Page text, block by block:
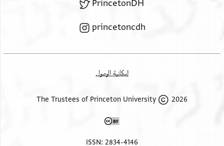
בדבר שכרו מאי יש השוכן בהר ציון ושלומך ירבה נצח
PrincetonDH
princetoncdh
إمكانية الوصول
2026 The Trustees of Princeton University
ISSN: 2834-4146